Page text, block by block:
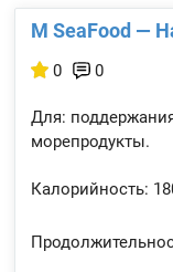
M SeaFood —
0 0
Для:
морепродукты.
Калорийность: